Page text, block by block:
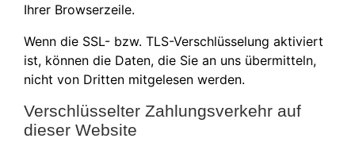
Ihrer Browserzeile.
Wenn die SSL- bzw. TLS-Verschlüsselung aktiviert
ist, können die Daten, die Sie an uns übermitteln,
nicht von Dritten mitgelesen werden.
Verschlüsselter Zahlungsverkehr auf
dieser Website